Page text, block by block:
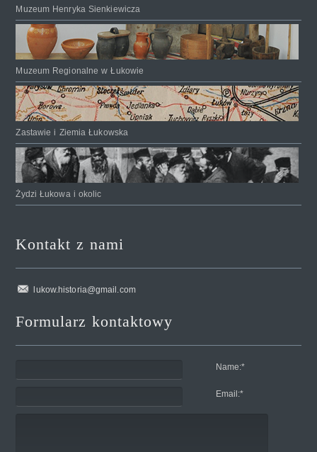
Muzeum Henryka Sienkiewicza
Muzeum Regionalne w Łukowie
Zastawie i Ziemia Łukowska
Żydzi Łukowa i okolic
Kontakt z nami
lukow.historia@gmail.com
Formularz kontaktowy
Name:*
Email:*